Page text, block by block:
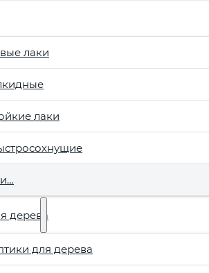
лаки
лаки
дерева
для дерева